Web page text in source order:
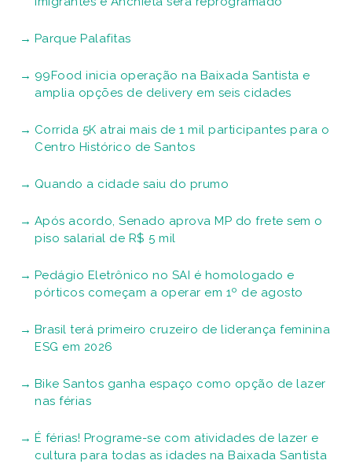
Parque Palafitas
99Food inicia operação na Baixada Santista e
amplia opções de delivery em seis cidades
Corrida 5K atrai mais de 1 mil participantes para o
Centro Histórico de Santos
Quando a cidade saiu do prumo
Após acordo, Senado aprova MP do frete sem o
piso salarial de R$ 5 mil
Pedágio Eletrônico no SAI é homologado e
pórticos começam a operar em 1º de agosto
Brasil terá primeiro cruzeiro de liderança feminina
ESG em 2026
Bike Santos ganha espaço como opção de lazer
nas férias
É férias! Programe-se com atividades de lazer e
cultura para todas as idades na Baixada Santista